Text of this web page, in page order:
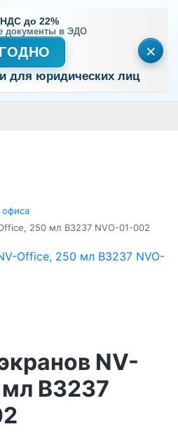
до 22%
документы в ЭДО
для юридических лиц
×
офиса
250 мл B3237 NVO-01-002
NV-
B3237